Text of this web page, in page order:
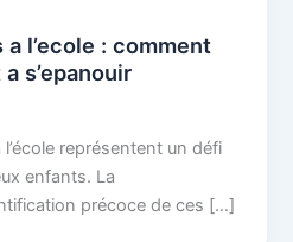
l’ecole : comment
s’epanouir
représentent un défi
enfants. La
précoce de ces […]